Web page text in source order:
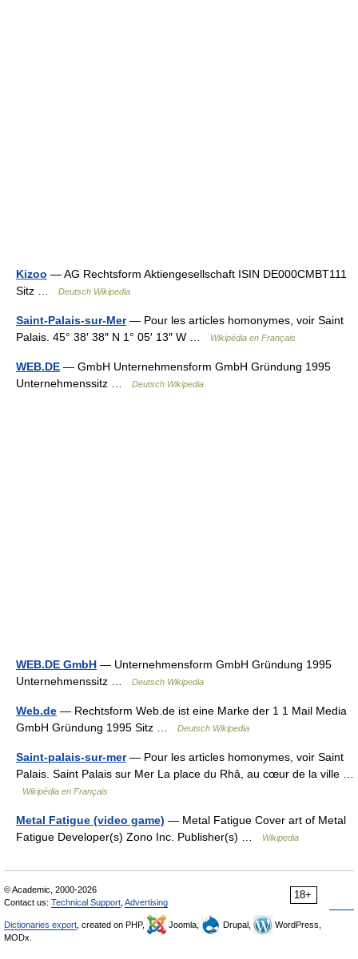
Kizoo — AG Rechtsform Aktiengesellschaft ISIN DE000CMBT111
Sitz …
Deutsch Wikipedia
Saint-Palais-sur-Mer— Pour les articles homonymes, voir Saint
Palais. 45° 38′ 38″ N 1° 05′ 13″ W …
Wikipédia en Français
WEB.DE — GmbH Unternehmensform GmbH Gründung 1995
Unternehmenssitz …
Deutsch Wikipedia
WEB.DE GmbH — Unternehmensform GmbH Gründung 1995
Unternehmenssitz …
Deutsch Wikipedia
Web.de — Rechtsform Web.de ist eine Marke der 1 1 Mail Media
GmbH Gründung 1995 Sitz …
Deutsch Wikipedia
Saint-palais-sur-mer— Pour les articles homonymes, voir Saint
Palais. Saint Palais sur Mer La place du Rhâ, au cœur de la ville …
Wikipédia en Français
Metal Fatigue (video game) — Metal Fatigue Cover art of Metal
Fatigue Developer(s) Zono Inc. Publisher(s) …
Wikipedia
18+
© Academic, 2000-2026
Contact us: Technical Support Advertising
Dictionaries export , created on PHP, Joomla, Drupal,
WordPress,
MODx.